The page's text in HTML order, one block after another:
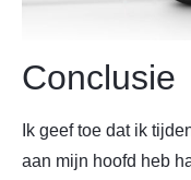
Conclusie
Ik geef toe dat ik
aan mijn hoofd heb